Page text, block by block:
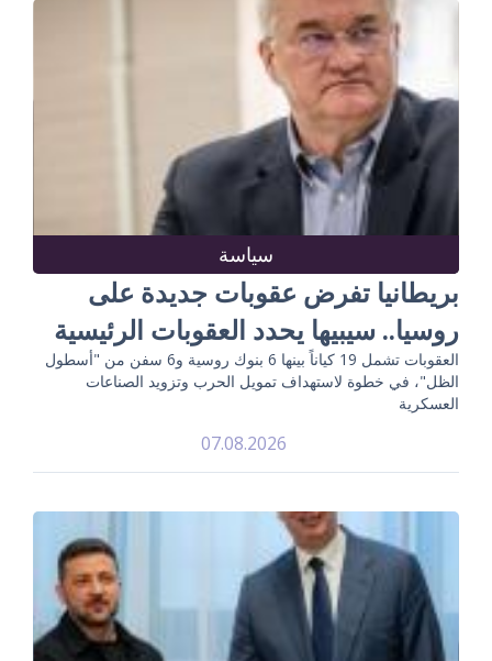
سياسة
بريطانيا تفرض عقوبات جديدة على
روسيا.. سيبيها يحدد العقوبات الرئيسية
العقوبات تشمل 19 كياناً بينها 6 بنوك روسية و6 سفن من "أسطول
الظل"، في خطوة لاستهداف تمويل الحرب وتزويد الصناعات
العسكرية
07.08.2026